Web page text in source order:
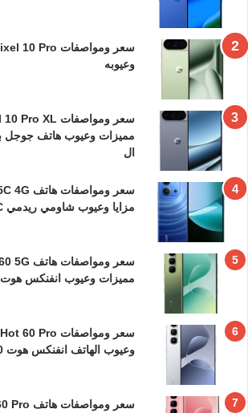
وعيوبه
ال
مزايا وعيوب شاومي ريدمي 15C
مميزات وعيوب انفنكس هوت 60 الجيل الخامس
وعيوب الهاتف انفنكس هوت 60 برو